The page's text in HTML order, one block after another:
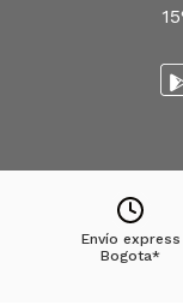
Envío express
Bogota*